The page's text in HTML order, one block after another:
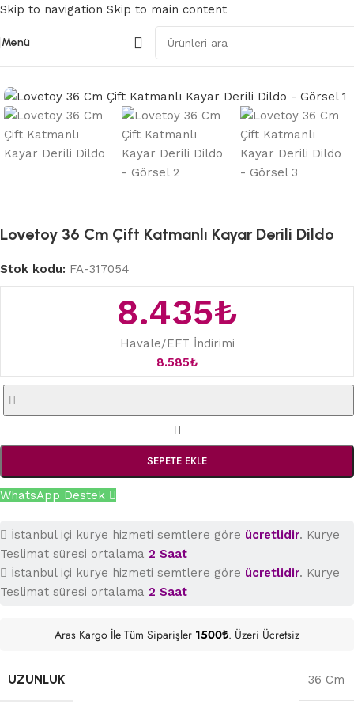
Skip to navigation Skip to main content
Menü
Gerçekçi Dildolar
Lovetoy 36 Cm Çift Katmanlı Kayar Derili Dildo
Stok kodu: FA-317054
8.435₺
Havale/EFT İndirimi
8.585₺
SEPETE EKLE
WhatsApp Destek
İstanbul içi kurye hizmeti semtlere göre ücretlidir. Kurye
Teslimat süresi ortalama 2 Saat
İstanbul içi kurye hizmeti semtlere göre ücretlidir. Kurye
Teslimat süresi ortalama 2 Saat
Aras Kargo İle Tüm Siparişler 1500₺. Üzeri Ücretsiz
UZUNLUK 36 Cm